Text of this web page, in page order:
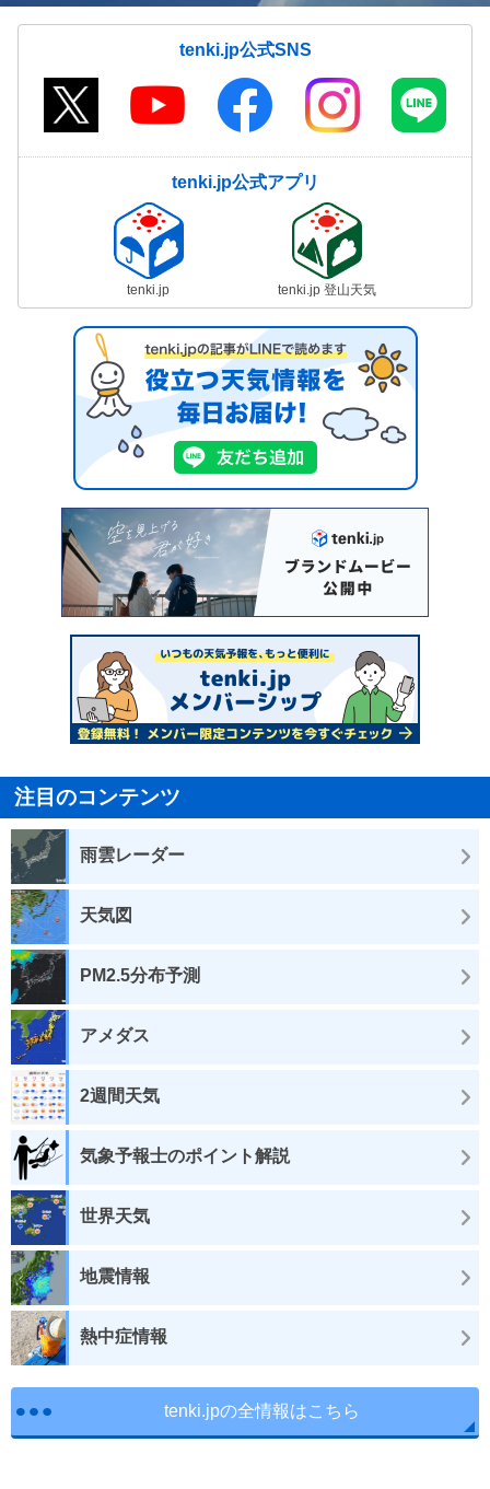
tenki.jp公式SNS
tenki.jp公式アプリ
tenki.jp tenki.jp 登山天気
注目のコンテンツ
雨雲レーダー
天気図
PM2.5分布予測
アメダス
2週間天気
気象予報士のポイント解説
世界天気
地震情報
熱中症情報
tenki.jpの全情報はこちら